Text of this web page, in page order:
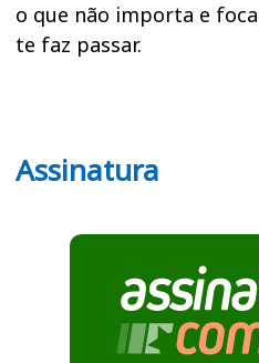
o que não importa e
te faz passar.
Assinatura